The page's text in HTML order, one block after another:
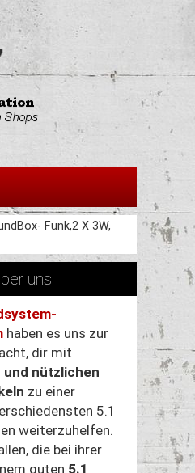
Funk,2 X 3W,
uns
haben es uns zur
dir mit
nützlichen
zu einer
5.1
weiterzuhelfen.
die bei ihrer
guten 5.1